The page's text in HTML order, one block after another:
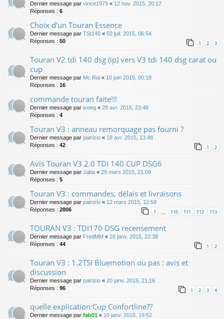
Dernier message par vince1979 « 12 nov. 2015, 20:17
Réponses : 6
Choix d'un Touran Essence
Dernier message par TSI140 « 02 juil. 2015, 06:54
Réponses : 50 1 2 3
Touran V2 tdi 140 dsg (ip) vers V3 tdi 140 dsg carat ou
cup
Dernier message par Mc Rai « 10 juin 2015, 00:18
Réponses : 16
commande touran faite!!!
Dernier message par ixeeg « 28 avr. 2015, 23:46
Réponses : 4
Touran V3 : anneau remorquage pas fourni ?
Dernier message par patrizio « 18 avr. 2015, 13:48
Réponses : 42 1 2
Avis Touran V3 2.0 TDI 140 CUP DSG6
Dernier message par Jaba « 29 mars 2015, 21:09
Réponses : 5
Touran V3 : commandes, délais et livraisons
Dernier message par patrizio « 12 mars 2015, 12:59
Réponses : 2806 1 … 110 111 112 113
TOURAN V3 : TDI170 DSG recensement
Dernier message par FredMM « 26 janv. 2015, 22:38
Réponses : 44 1 2
Touran V3 : 1.2TSI Bluemotion ou pas : avis et
discussion
Dernier message par patrizio « 20 janv. 2015, 21:16
Réponses : 96 1 2 3 4
quelle explication:Cup Confortline??
Dernier message par fab01 « 10 janv. 2015, 19:52